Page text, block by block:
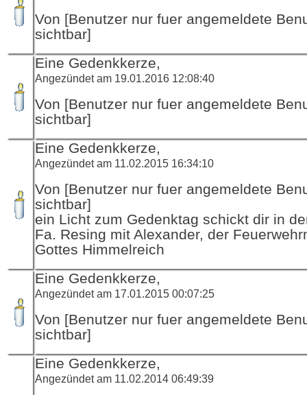
Von [Benutzer nur fuer angemeldete
sichtbar]
Eine Gedenkkerze,
Angezündet am 19.01.2016 12:08:40
Von [Benutzer nur fuer angemeldete
sichtbar]
Eine Gedenkkerze,
Angezündet am 11.02.2015 16:34:10
Von [Benutzer nur fuer angemeldete
sichtbar]
ein Licht zum Gedenktag schickt dir in
Fa. Resing mit Alexander, der
Gottes Himmelreich
Eine Gedenkkerze,
Angezündet am 17.01.2015 00:07:25
Von [Benutzer nur fuer angemeldete
sichtbar]
Eine Gedenkkerze,
Angezündet am 11.02.2014 06:49:39